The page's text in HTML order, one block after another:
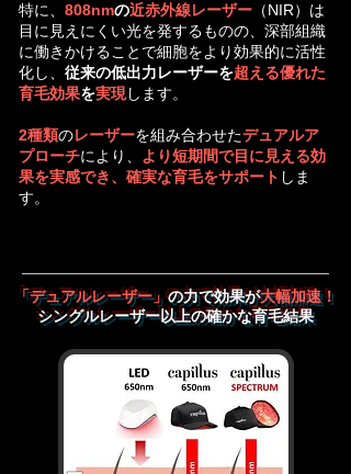
特に、 808nmの近赤外線レーザー （NIR）は
目に見えにくい光を発するものの、深部組織
に働きかけることで細胞をより効果的に活性
化し、 従来の低出力レーザーを超える優れた
育毛効果を実現します。
2種類のレーザーを組み合わせたデュアルア
プローチにより、
より短期間で目に見える効
果を実感でき、確実な育毛をサポート しま
す。
「デュアルレーザー」の力で効果が大幅加速！
シングルレーザー以上の確かな育毛結果